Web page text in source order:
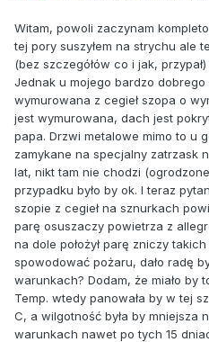
Witam, powoli zaczynam
tej pory suszyłem na strychu ale
(bez szczegółów co i jak,
Jednak u mojego bardzo
wymurowana z cegieł szopa o
jest wymurowana, dach jest
papa. Drzwi metalowe mimo to u
zamykane na specjalny zatrzask
lat, nikt tam nie chodzi
przypadku było by ok. I teraz
szopie z cegieł na sznurkach
parę osuszaczy powietrza z
na dole położył parę zniczy
spowodować pożaru, dało radę
warunkach? Dodam, że miało by
Temp. wtedy panowała by w tej
C, a wilgotność była by mniejsza
warunkach nawet po tych 15